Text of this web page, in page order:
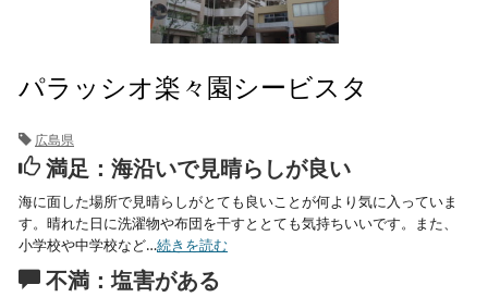
パラッシオ楽々園シービスタ
広島県
満足：海沿いで見晴らしが良い
海に面した場所で見晴らしがとても良いことが何より気に入っていま
す。晴れた日に洗濯物や布団を干すととても気持ちいいです。また、
小学校や中学校など…続きを読む
不満：塩害がある